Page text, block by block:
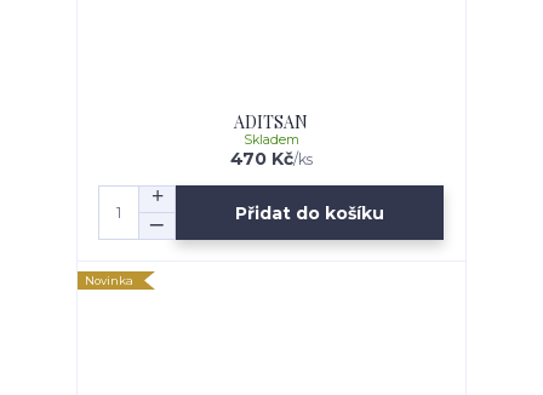
ADITSAN
470 Kč/ks
Skladem
Přidat do košíku
Novinka